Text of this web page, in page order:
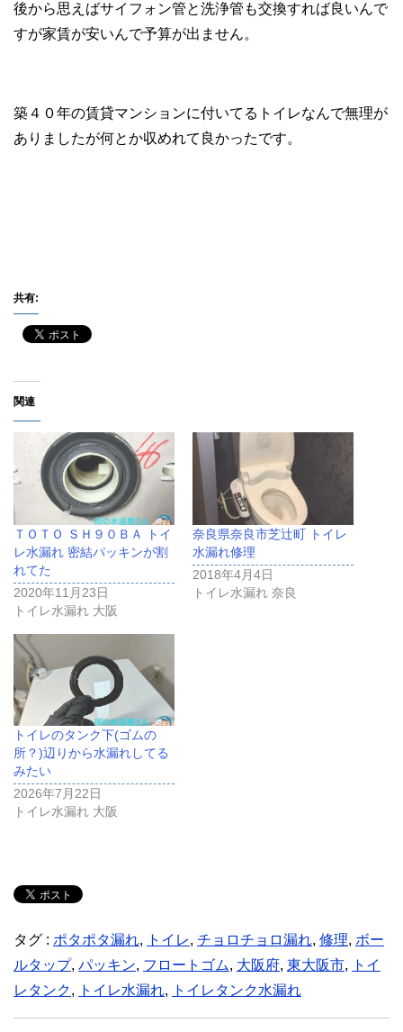
後から思えばサイフォン管と洗浄管も交換すれば良いんで
すが家賃が安いんで予算が出ません。
築４０年の賃貸マンションに付いてるトイレなんで無理が
ありましたが何とか収めれて良かったです。
共有:
関連
ＴＯＴＯ ＳＨ９０ＢＡ トイ
レ水漏れ 密結パッキンが割
れてた
2020年11月23日
トイレ水漏れ 大阪
奈良県奈良市芝辻町 トイレ
水漏れ修理
2018年4月4日
トイレ水漏れ 奈良
トイレのタンク下(ゴムの
所？)辺りから水漏れしてる
みたい
2026年7月22日
トイレ水漏れ 大阪
タグ : ポタポタ漏れ, トイレ, チョロチョロ漏れ, 修理, ボー
ルタップ, パッキン, フロートゴム, 大阪府, 東大阪市,
トイ
レタンク, トイレ水漏れ, トイレタンク水漏れ